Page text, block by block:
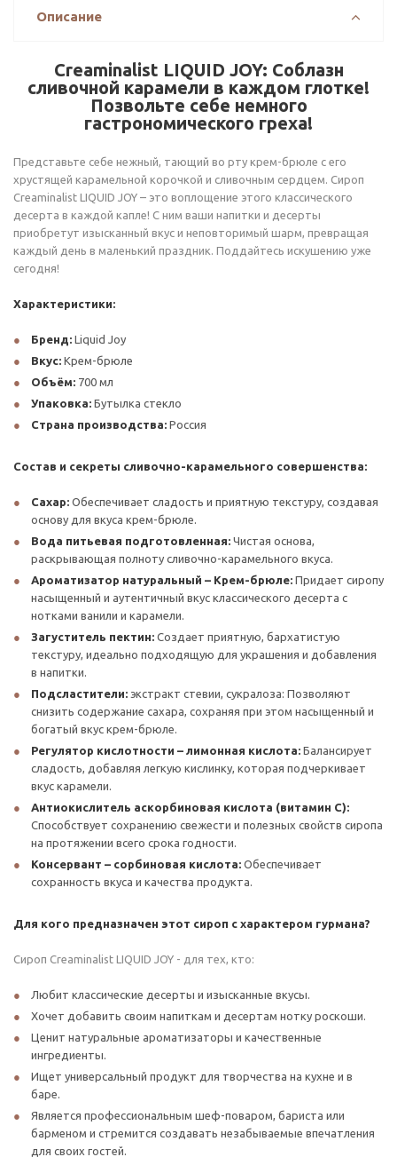
Описание
Creaminalist LIQUID JOY: Соблазн
сливочной карамели в каждом глотке!
Позвольте себе немного
гастрономического греха!
Представьте себе нежный, тающий во рту крем-брюле с его
хрустящей карамельной корочкой и сливочным сердцем. Сироп
Creaminalist LIQUID JOY – это воплощение этого классического
десерта в каждой капле! С ним ваши напитки и десерты
приобретут изысканный вкус и неповторимый шарм, превращая
каждый день в маленький праздник. Поддайтесь искушению уже
сегодня!
Характеристики:
Бренд: Liquid Joy
Вкус: Крем-брюле
Объём: 700 мл
Упаковка: Бутылка стекло
Страна производства: Россия
Состав и секреты сливочно-карамельного совершенства:
Сахар: Обеспечивает сладость и приятную текстуру, создавая
основу для вкуса крем-брюле.
Вода питьевая подготовленная: Чистая основа,
раскрывающая полноту сливочно-карамельного вкуса.
Ароматизатор натуральный – Крем-брюле: Придает сиропу
насыщенный и аутентичный вкус классического десерта с
нотками ванили и карамели.
Загуститель пектин: Создает приятную, бархатистую
текстуру, идеально подходящую для украшения и добавления
в напитки.
Подсластители: экстракт стевии, сукралоза: Позволяют
снизить содержание сахара, сохраняя при этом насыщенный и
богатый вкус крем-брюле.
Регулятор кислотности – лимонная кислота: Балансирует
сладость, добавляя легкую кислинку, которая подчеркивает
вкус карамели.
Антиокислитель аскорбиновая кислота (витамин С):
Способствует сохранению свежести и полезных свойств сиропа
на протяжении всего срока годности.
Консервант – сорбиновая кислота: Обеспечивает
сохранность вкуса и качества продукта.
Для кого предназначен этот сироп с характером гурмана?
Сироп Creaminalist LIQUID JOY - для тех, кто:
Любит классические десерты и изысканные вкусы.
Хочет добавить своим напиткам и десертам нотку роскоши.
Ценит натуральные ароматизаторы и качественные
ингредиенты.
Ищет универсальный продукт для творчества на кухне и в
баре.
Является профессиональным шеф-поваром, бариста или
барменом и стремится создавать незабываемые впечатления
для своих гостей.